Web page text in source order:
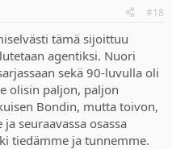
#18
tämä sijoittuu
agentiksi. Nuori
sekä 90-luvulla oli
olisin paljon, paljon
Bondin, mutta toivon,
seuraavassa osassa
tiedämme ja tunnemme.